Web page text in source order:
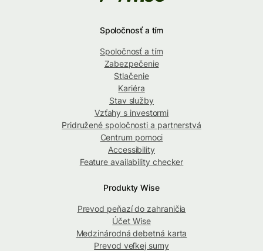
Spoločnosť a tím
Spoločnosť a tím
Zabezpečenie
Stlačenie
Kariéra
Stav služby
Vzťahy s investormi
Pridružené spoločnosti a partnerstvá
Centrum pomoci
Accessibility
Feature availability checker
Produkty Wise
Prevod peňazí do zahraničia
Účet Wise
Medzinárodná debetná karta
Prevod veľkej sumy